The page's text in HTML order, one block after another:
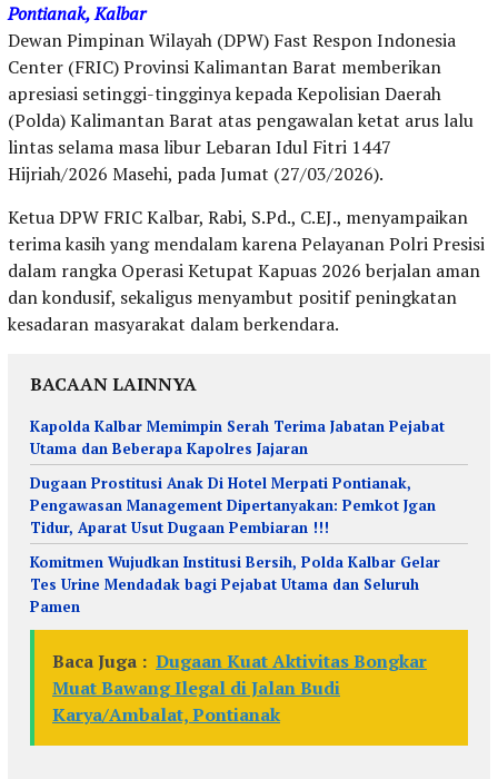
Pontianak, Kalbar
Dewan Pimpinan Wilayah (DPW) Fast Respon Indonesia
Center (FRIC) Provinsi Kalimantan Barat memberikan
apresiasi setinggi-tingginya kepada Kepolisian Daerah
(Polda) Kalimantan Barat atas pengawalan ketat arus lalu
lintas selama masa libur Lebaran Idul Fitri 1447
Hijriah/2026 Masehi, pada Jumat (27/03/2026).
Ketua DPW FRIC Kalbar, Rabi, S.Pd., C.EJ., menyampaikan
terima kasih yang mendalam karena Pelayanan Polri Presisi
dalam rangka Operasi Ketupat Kapuas 2026 berjalan aman
dan kondusif, sekaligus menyambut positif peningkatan
kesadaran masyarakat dalam berkendara.
BACAAN LAINNYA
Kapolda Kalbar Memimpin Serah Terima Jabatan Pejabat
Utama dan Beberapa Kapolres Jajaran
Dugaan Prostitusi Anak Di Hotel Merpati Pontianak,
Pengawasan Management Dipertanyakan: Pemkot Jgan
Tidur, Aparat Usut Dugaan Pembiaran !!!
Komitmen Wujudkan Institusi Bersih, Polda Kalbar Gelar
Tes Urine Mendadak bagi Pejabat Utama dan Seluruh
Pamen
Baca Juga : Dugaan Kuat Aktivitas Bongkar
Muat Bawang Ilegal di Jalan Budi
Karya/Ambalat, Pontianak